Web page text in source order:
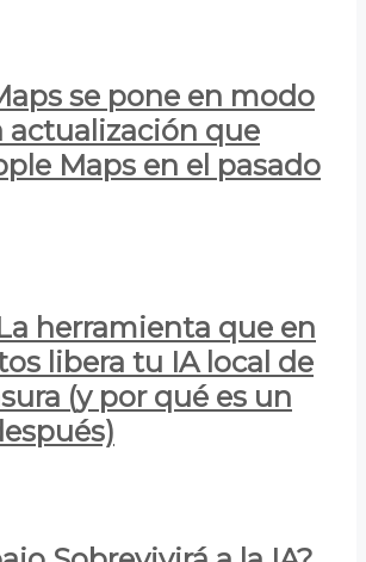
se pone en modo
actualización que
Maps en el pasado
herramienta que en
libera tu IA local de
(y por qué es un